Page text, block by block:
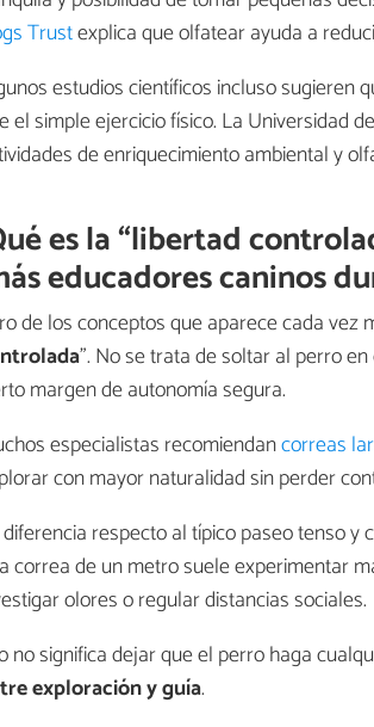
Trustexplica que olfatear ayuda a
estudios científicos incluso sugieren
el simple ejercicio físico. La Universidad
de enriquecimiento ambiental y
es la “libertad
educadores caninos
de los conceptos que aparece cada vez
". No se trata de soltar al perro
margen de autonomía segura.
especialistas recomiendancorreas
con mayor naturalidad sin perder
respecto al típico paseo tenso
correa de un metro suele experimentar
olores o regular distancias sociales.
no significa dejar que el perro haga
exploración y guía.